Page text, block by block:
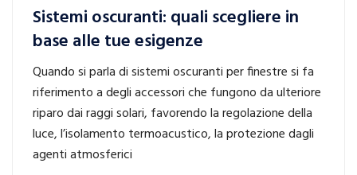
Sistemi oscuranti: quali scegliere in
base alle tue esigenze
Quando si parla di sistemi oscuranti per finestre si fa
riferimento a degli accessori che fungono da ulteriore
riparo dai raggi solari, favorendo la regolazione della
luce, l’isolamento termoacustico, la protezione dagli
agenti atmosferici